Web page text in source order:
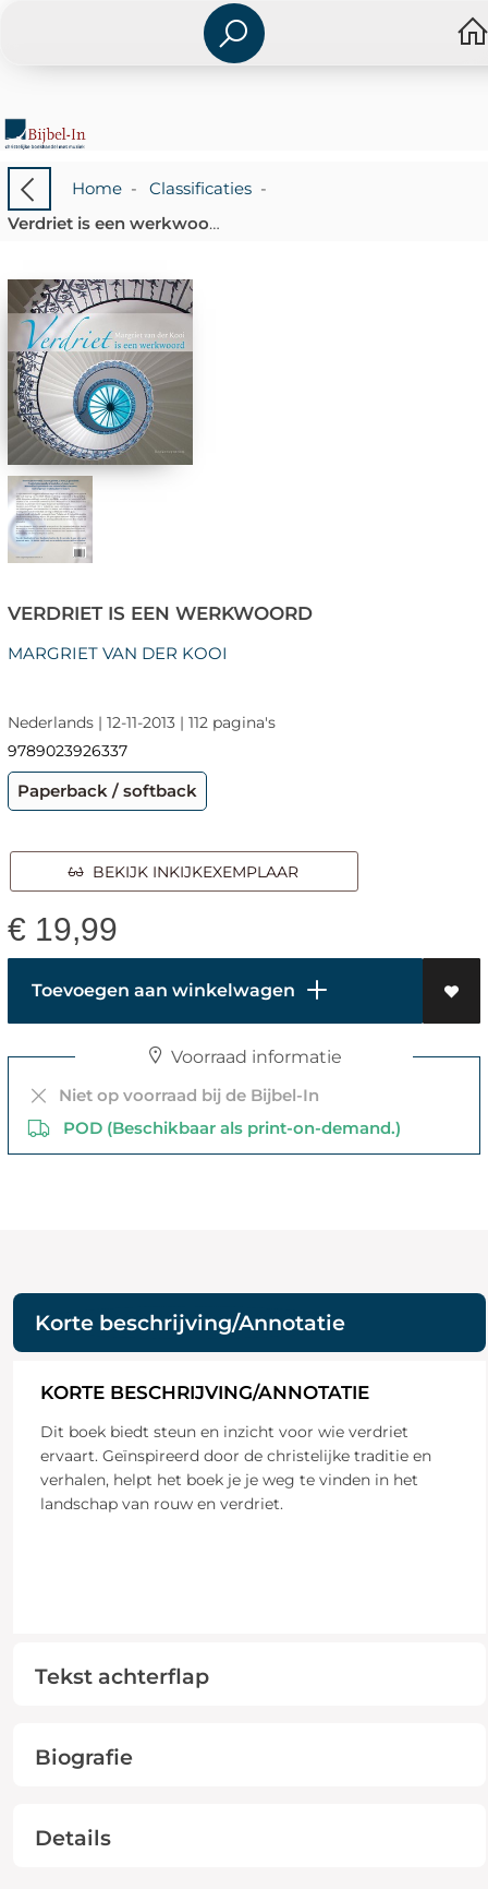
Home- Classificaties-
Verdriet is een werkwoord
VERDRIET IS EEN WERKWOORD
MARGRIET VAN DER KOOI
Nederlands | 12-11-2013 | 112 pagina's
9789023926337
Paperback / softback
BEKIJK INKIJKEXEMPLAAR
€ 19,99
Toevoegen aan winkelwagen
Voorraad informatie
Niet op voorraad bij de Bijbel-In
POD (Beschikbaar als print-on-demand.)
Korte beschrijving/Annotatie
KORTE BESCHRIJVING/ANNOTATIE
Dit boek biedt steun en inzicht voor wie verdriet
ervaart. Geïnspireerd door de christelijke traditie en
verhalen, helpt het boek je je weg te vinden in het
landschap van rouw en verdriet.
Tekst achterflap
Biografie
Details